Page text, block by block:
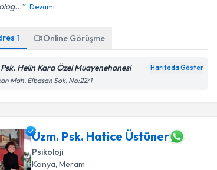
Devamı
1 Online Görüşme
Helin Kara Özel Muayenehanesi Haritada Göster
Mah. Elbasan Sok. No:22/1
Uzm. Psk. Hatice Üstüner
Psikoloji
Konya , Meram